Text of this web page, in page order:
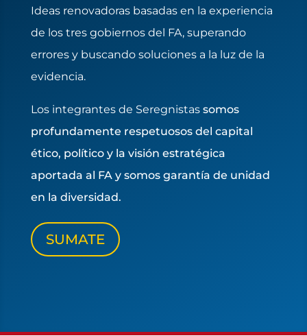
Ideas renovadoras basadas en la experiencia
de los tres gobiernos del FA, superando
errores y buscando soluciones a la luz de la
evidencia.
Los integrantes de Seregnistassomos
profundamente respetuosos del capital
ético, político y la visión estratégica
aportada al FA y somos garantía de unidad
en la diversidad.
SUMATE